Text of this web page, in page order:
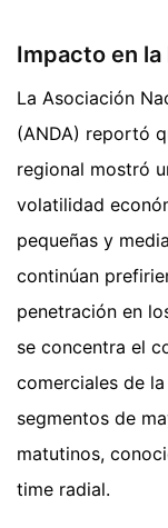
Impacto en
La Asociación
(ANDA) reportó
regional mostró
volatilidad
pequeñas y
continúan
penetración en
se concentra el
comerciales de
segmentos de
matutinos,
time radial.